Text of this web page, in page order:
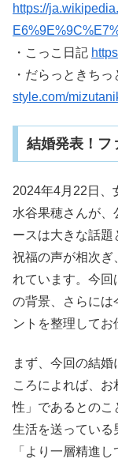
https://
・こっこ日記
・だらっときち
style.com/
結婚発表！フ
2024年4月22日、
水谷果穂さんが、
ースは大きな話題
祝福の声が相次ぎ
れています。今回
の背景、さらには
ントを整理してお
まず、今回の結
ころによれば、
性」であるとのこ
生活を送っている
「より一層精進